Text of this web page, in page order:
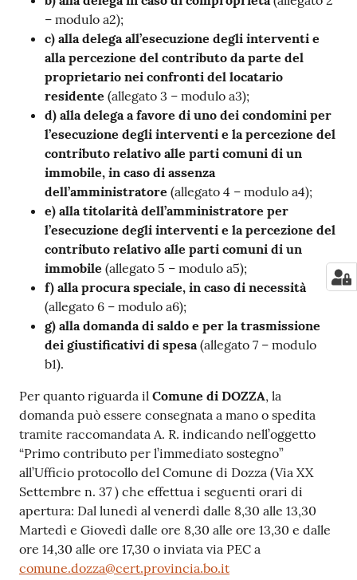
– modulo a2);
c) alla delega all’esecuzione degli interventi e
alla percezione del contributo da parte del
proprietario nei confronti del locatario
residente (allegato 3 – modulo a3);
d) alla delega a favore di uno dei condomini per
l’esecuzione degli interventi e la percezione del
contributo relativo alle parti comuni di un
immobile, in caso di assenza
dell’amministratore (allegato 4 – modulo a4);
e) alla titolarità dell’amministratore per
l’esecuzione degli interventi e la percezione del
contributo relativo alle parti comuni di un
immobile (allegato 5 – modulo a5);
f) alla procura speciale, in caso di necessità
(allegato 6 – modulo a6);
g) alla domanda di saldo e per la trasmissione
dei giustificativi di spesa(allegato 7 – modulo
b1).
Per quanto riguarda il Comune di DOZZA, la
domanda può essere consegnata a mano o spedita
tramite raccomandata A. R. indicando nell’oggetto
“Primo contributo per l’immediato sostegno”
all’Ufficio protocollo del Comune di Dozza (Via XX
Settembre n. 37 ) che effettua i seguenti orari di
apertura: Dal lunedì al venerdì dalle 8,30 alle 13,30
Martedì e Giovedì dalle ore 8,30 alle ore 13,30 e dalle
ore 14,30 alle ore 17,30 o inviata via PEC a
comune.dozza@cert.provincia.bo.it